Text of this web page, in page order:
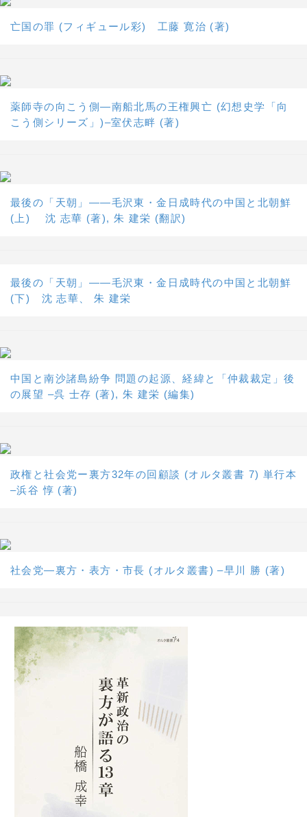
亡国の罪 (フィギュール彩) 工藤 寛治 (著)
薬師寺の向こう側―南船北馬の王権興亡 (幻想史学「向
こう側シリーズ」)–室伏志畔 (著)
最後の「天朝」――毛沢東・金日成時代の中国と北朝鮮
(上) 沈 志華 (著), 朱 建栄 (翻訳)
最後の「天朝」――毛沢東・金日成時代の中国と北朝鮮
(下) 沈 志華、 朱 建栄
中国と南沙諸島紛争 問題の起源、経緯と「仲裁裁定」後
の展望 –呉 士存 (著), 朱 建栄 (編集)
政権と社会党ー裏方32年の回顧談 (オルタ叢書 7) 単行本
–浜谷 惇 (著)
社会党―裏方・表方・市長 (オルタ叢書) –早川 勝 (著)